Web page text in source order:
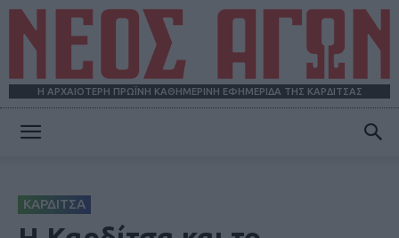
Η ΑΡΧΑΙΟΤΕΡΗ ΠΡΩΪΝΗ ΚΑΘΗΜΕΡΙΝΗ ΕΦΗΜΕΡΙΔΑ ΤΗΣ ΚΑΡΔΙΤΣΑΣ
ΚΑΡΔΙΤΣΑ